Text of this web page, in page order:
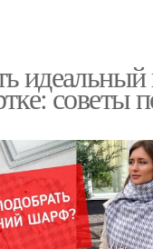
советы